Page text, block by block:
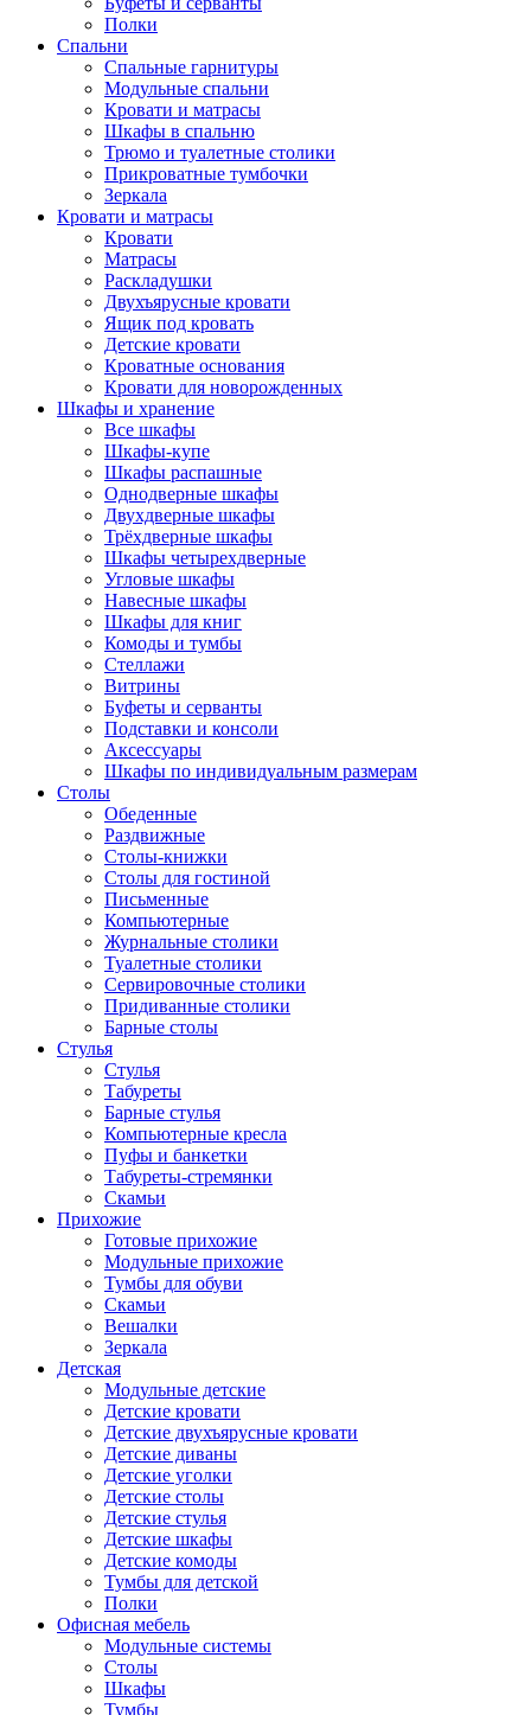
Полки
Спальни
Спальные гарнитуры
Модульные спальни
Кровати и матрасы
Шкафы в спальню
Трюмо и туалетные столики
Прикроватные тумбочки
Зеркала
Кровати и матрасы
Кровати
Матрасы
Раскладушки
Двухъярусные кровати
Ящик под кровать
Детские кровати
Кроватные основания
Кровати для новорожденных
Шкафы и хранение
Все шкафы
Шкафы-купе
Шкафы распашные
Однодверные шкафы
Двухдверные шкафы
Трёхдверные шкафы
Шкафы четырехдверные
Угловые шкафы
Навесные шкафы
Шкафы для книг
Комоды и тумбы
Стеллажи
Витрины
Буфеты и серванты
Подставки и консоли
Аксессуары
Шкафы по индивидуальным размерам
Столы
Обеденные
Раздвижные
Столы-книжки
Столы для гостиной
Письменные
Компьютерные
Журнальные столики
Туалетные столики
Сервировочные столики
Придиванные столики
Барные столы
Стулья
Стулья
Табуреты
Барные стулья
Компьютерные кресла
Пуфы и банкетки
Табуреты-стремянки
Скамьи
Прихожие
Готовые прихожие
Модульные прихожие
Тумбы для обуви
Скамьи
Вешалки
Зеркала
Детская
Модульные детские
Детские кровати
Детские двухъярусные кровати
Детские диваны
Детские уголки
Детские столы
Детские стулья
Детские шкафы
Детские комоды
Тумбы для детской
Полки
Офисная мебель
Модульные системы
Столы
Шкафы
Тумбы